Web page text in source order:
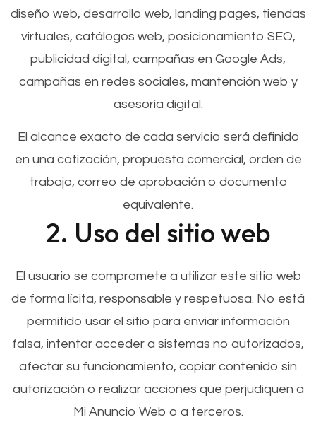
diseño web, desarrollo web, landing pages, tiendas
virtuales, catálogos web, posicionamiento SEO,
publicidad digital, campañas en Google Ads,
campañas en redes sociales, mantención web y
asesoría digital.
El alcance exacto de cada servicio será definido
en una cotización, propuesta comercial, orden de
trabajo, correo de aprobación o documento
equivalente.
2. Uso del sitio web
El usuario se compromete a utilizar este sitio web
de forma lícita, responsable y respetuosa. No está
permitido usar el sitio para enviar información
falsa, intentar acceder a sistemas no autorizados,
afectar su funcionamiento, copiar contenido sin
autorización o realizar acciones que perjudiquen a
Mi Anuncio Web o a terceros.